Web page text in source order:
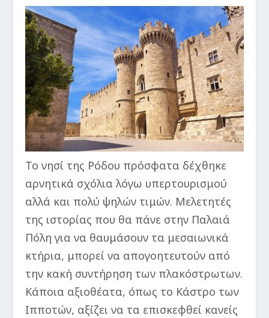
Το νησί της Ρόδου πρόσφατα δέχθηκε
αρνητικά σχόλια λόγω υπερτουρισμού
αλλά και πολύ ψηλών τιμών. Μελετητές
της ιστορίας που θα πάνε στην Παλαιά
Πόλη για να θαυμάσουν τα μεσαιωνικά
κτήρια, μπορεί να απογοητευτούν από
την κακή συντήρηση των πλακόστρωτων.
Κάποια αξιοθέατα, όπως το Κάστρο των
Ιπποτών, αξίζει να τα επισκεφθεί κανείς